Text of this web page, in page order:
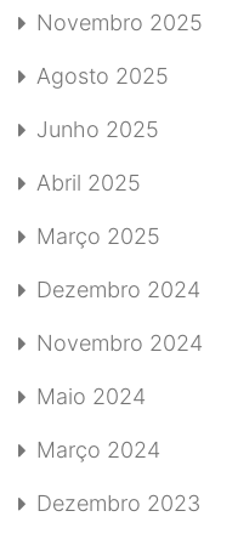
Novembro 2025
Agosto 2025
Junho 2025
Abril 2025
Março 2025
Dezembro 2024
Novembro 2024
Maio 2024
Março 2024
Dezembro 2023